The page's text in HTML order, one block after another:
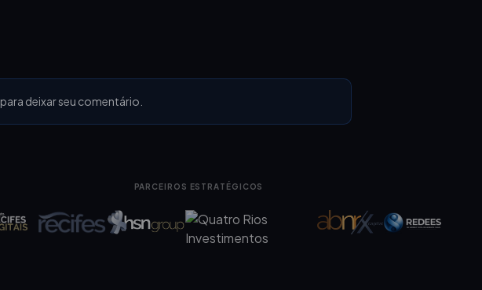
para deixar seu comentário.
PARCEIROS ESTRATÉGICOS